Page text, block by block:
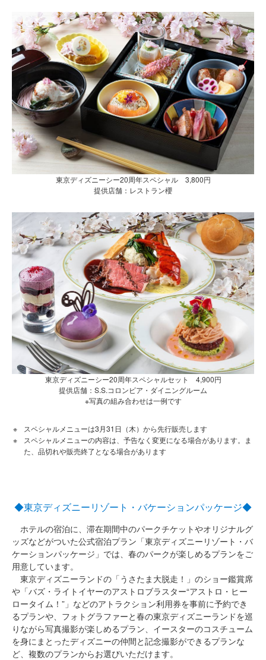
東京ディズニーシー20周年スペシャル 3,800円
提供店舗：レストラン櫻
東京ディズニーシー20周年スペシャルセット 4,900円
提供店舗：S.S.コロンビア・ダイニングルーム
※写真の組み合わせは一例です
スペシャルメニューは3月31日（木）から先行販売します
スペシャルメニューの内容は、予告なく変更になる場合があります。ま
た、品切れや販売終了となる場合があります
◆東京ディズニーリゾート・バケーションパッケージ◆
ホテルの宿泊に、滞在期間中のパークチケットやオリジナルグ
ッズなどがついた公式宿泊プラン「東京ディズニーリゾート・バ
ケーションパッケージ」では、春のパークが楽しめるプランをご
用意しています。
東京ディズニーランドの「うさたま大脱走！」のショー鑑賞席
や「バズ・ライトイヤーのアストロブラスター“アストロ・ヒー
ロータイム！”」などのアトラクション利用券を事前に予約でき
るプランや、フォトグラファーと春の東京ディズニーランドを巡
りながら写真撮影が楽しめるプラン、イースターのコスチューム
を身にまとったディズニーの仲間と記念撮影ができるプランな
ど、複数のプランからお選びいただけます。